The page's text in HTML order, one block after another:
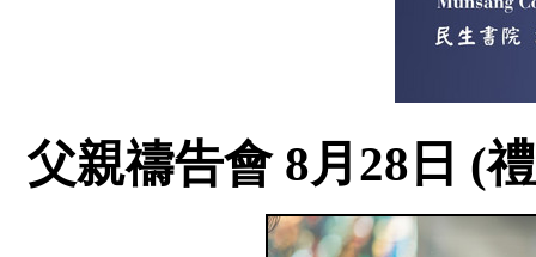
父親禱告會 8月28日 (